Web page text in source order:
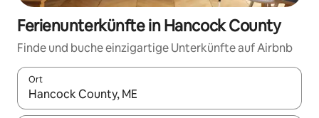
Ferienunterkünfte in Hancock County
Finde und buche einzigartige Unterkünfte auf Airbnb
Ort
Wenn Ergebnisse verfügbar sind, navigiere mit den